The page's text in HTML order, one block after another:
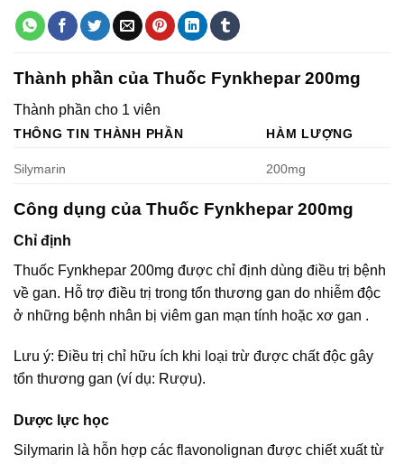
Thành phần của Thuốc Fynkhepar 200mg
Thành phần cho 1 viên
THÔNG TIN THÀNH PHẦN HÀM LƯỢNG
Silymarin 200mg
Công dụng của Thuốc Fynkhepar 200mg
Chỉ định
Thuốc Fynkhepar 200mg được chỉ định dùng điều trị bệnh
về gan. Hỗ trợ điều trị trong tổn thương gan do nhiễm độc
ở những bệnh nhân bị viêm gan mạn tính hoặc xơ gan .
Lưu ý: Điều trị chỉ hữu ích khi loại trừ được chất độc gây
tổn thương gan (ví dụ: Rượu).
Dược lực học
Silymarin là hỗn hợp các flavonolignan được chiết xuất từ